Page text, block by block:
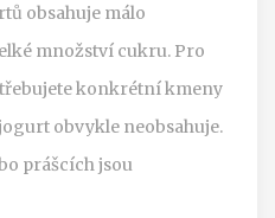
obsahuje málo
množství cukru. Pro
konkrétní kmeny
obvykle neobsahuje.
prášcích jsou